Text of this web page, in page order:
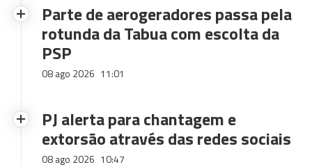
Parte de aerogeradores passa pela
rotunda da Tabua com escolta da
PSP
08 ago 2026 11:01
PJ alerta para chantagem e
extorsão através das redes sociais
08 ago 2026 10:47